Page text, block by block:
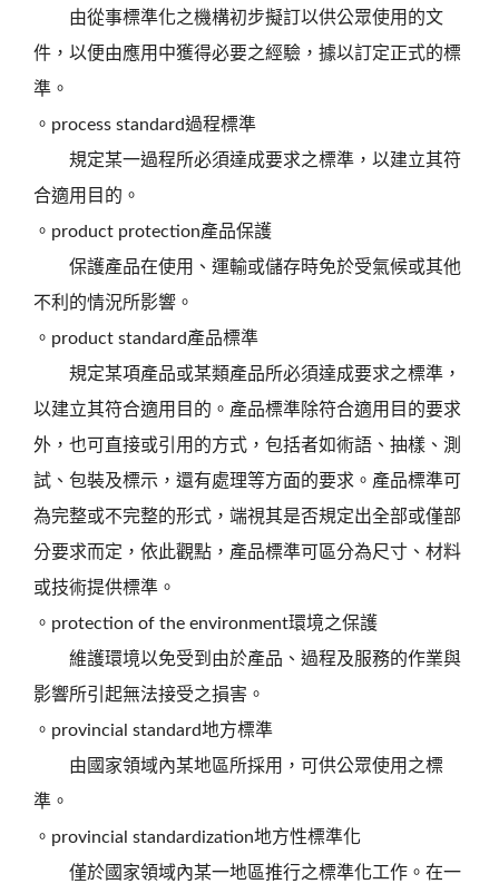
由從事標準化之機構初步擬訂以供公眾使用的文
件，以便由應用中獲得必要之經驗，據以訂定正式的標
準。
。process standard過程標準
規定某一過程所必須達成要求之標準，以建立其符
合適用目的。
。product protection產品保護
保護產品在使用、運輸或儲存時免於受氣候或其他
不利的情況所影響。
。product standard產品標準
規定某項產品或某類產品所必須達成要求之標準，
以建立其符合適用目的。產品標準除符合適用目的要求
外，也可直接或引用的方式，包括者如術語、抽樣、測
試、包裝及標示，還有處理等方面的要求。產品標準可
為完整或不完整的形式，端視其是否規定出全部或僅部
分要求而定，依此觀點，產品標準可區分為尺寸、材料
或技術提供標準。
。protection of the environment環境之保護
維護環境以免受到由於產品、過程及服務的作業與
影響所引起無法接受之損害。
。provincial standard地方標準
由國家領域內某地區所採用，可供公眾使用之標
準。
。provincial standardization地方性標準化
僅於國家領域內某一地區推行之標準化工作。在一